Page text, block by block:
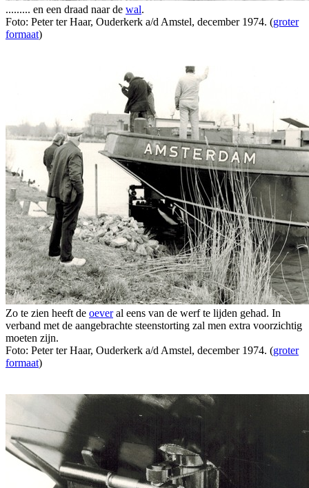
......... en een draad naar de wal.
Foto: Peter ter Haar, Ouderkerk a/d Amstel, december 1974. (groter
formaat)
Zo te zien heeft de oeveral eens van de werf te lijden gehad. In
verband met de aangebrachte steenstorting zal men extra voorzichtig
moeten zijn.
Foto: Peter ter Haar, Ouderkerk a/d Amstel, december 1974. (groter
formaat)